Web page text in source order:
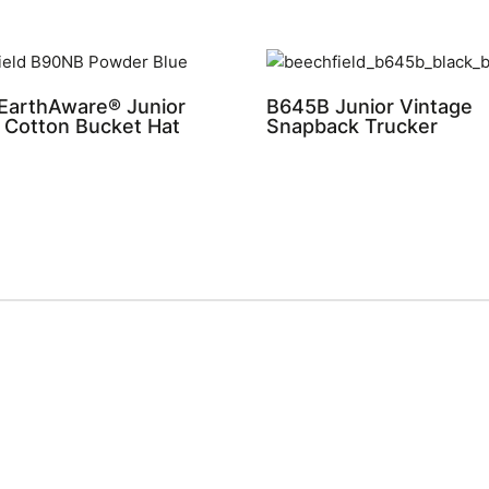
Junior
Cotton Bucket Hat
B645B Junior Vintage
Snapback Trucker